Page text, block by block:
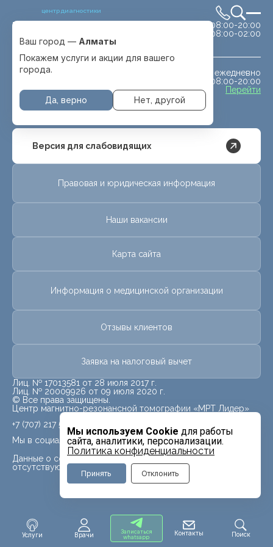
центр диагностики
Выбрать город
с. Отеген батыра
сб-вс 08:00-20:00
08:00-02:00
ежедневно
08:00-20:00
Перейти
Ваш город — Алматы
Покажем услуги и акции для вашего
города.
Да, верно Нет, другой
Услуги Врачи
Записаться
whatsapp
Контакты Поиск
Мы используем Cookie для работы
сайта, аналитики, персонализации.
Политика конфиденциальности
Принять Отклонить
Версия для слабовидящих
Правовая и юридическая информация
Наши вакансии
Карта сайта
Информация о медицинской организации
Отзывы клиентов
Заявка на налоговый вычет
Лиц. № 17013581 от 28 июля 2017 г.
Лиц. № 20009926 от 09 июля 2020 г.
© Все права защищены.
Центр магнитно-резонансной томографии «МРТ Лидер»
Мы в социальных сетях
Данные о социальных сетях для данного филиала
отсутствуют
+7 (707) 217 5840